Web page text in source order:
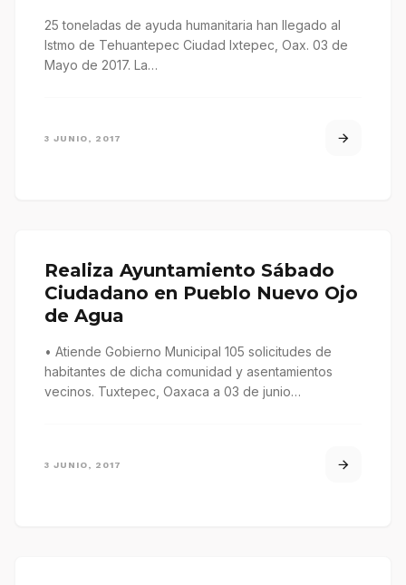
25 toneladas de ayuda humanitaria han llegado al
Istmo de Tehuantepec Ciudad Ixtepec, Oax. 03 de
Mayo de 2017. La…
3 JUNIO, 2017
Realiza Ayuntamiento Sábado
Ciudadano en Pueblo Nuevo Ojo
de Agua
• Atiende Gobierno Municipal 105 solicitudes de
habitantes de dicha comunidad y asentamientos
vecinos. Tuxtepec, Oaxaca a 03 de junio…
3 JUNIO, 2017